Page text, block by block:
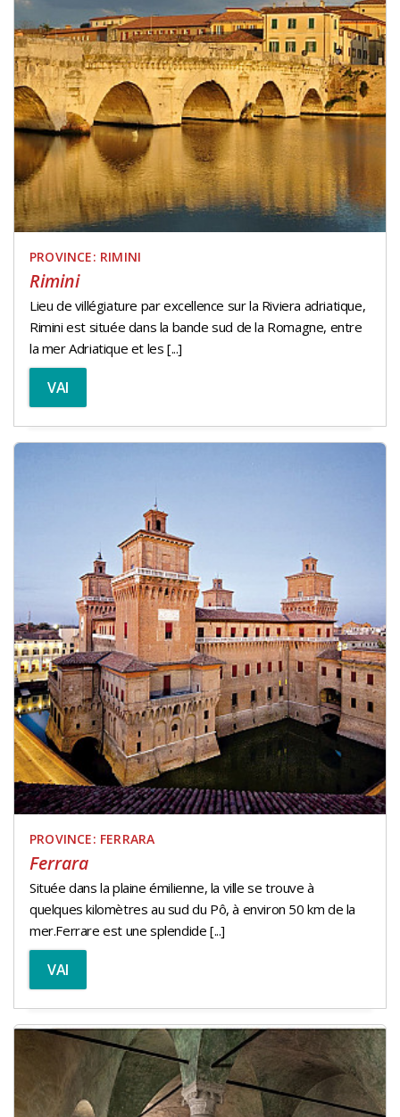
PROVINCE: RIMINI
Rimini
Lieu de villégiature par excellence sur la Riviera adriatique,
Rimini est située dans la bande sud de la Romagne, entre
la mer Adriatique et les [...]
VAI
PROVINCE: FERRARA
Ferrara
Située dans la plaine émilienne, la ville se trouve à
quelques kilomètres au sud du Pô, à environ 50 km de la
mer.Ferrare est une splendide [...]
VAI